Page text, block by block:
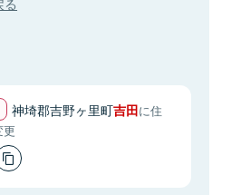
神埼郡吉野ヶ里町吉田に住
更